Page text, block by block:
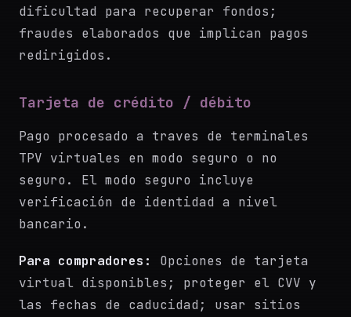
dificultad para recuperar fondos;
fraudes elaborados que implican pagos
redirigidos.
Tarjeta de crédito / débito
Pago procesado a traves de terminales
TPV virtuales en modo seguro o no
seguro. El modo seguro incluye
verificación de identidad a nivel
bancario.
Para compradores:
Opciones de tarjeta
virtual disponibles; proteger el CVV y
las fechas de caducidad; usar sitios